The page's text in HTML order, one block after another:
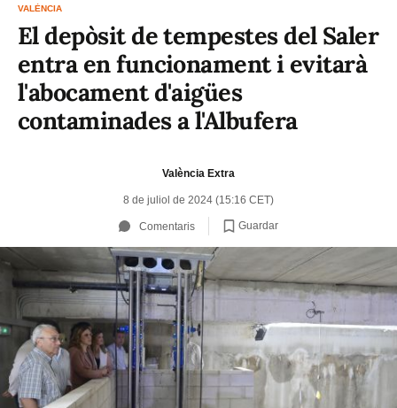
VALÈNCIA
El depòsit de tempestes del Saler
entra en funcionament i evitarà
l'abocament d'aigües
contaminades a l'Albufera
València Extra
8 de juliol de 2024 (15:16 CET)
Comentaris Guardar